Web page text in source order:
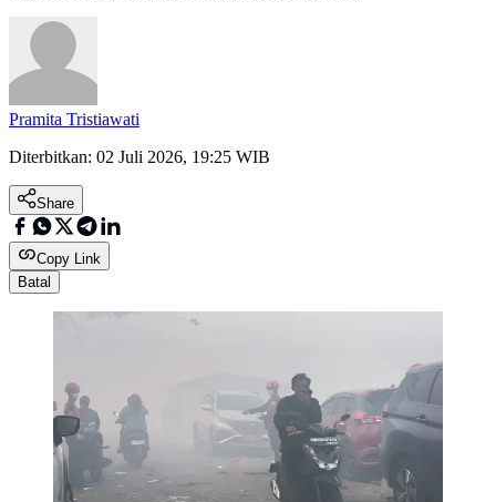
Pramita Tristiawati
Diterbitkan: 02 Juli 2026, 19:25 WIB
Share
Copy Link
Batal